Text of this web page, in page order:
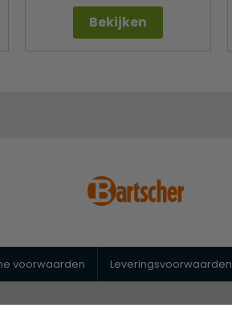
Bekijken
voorwaarden Leveringsvoorwaarden